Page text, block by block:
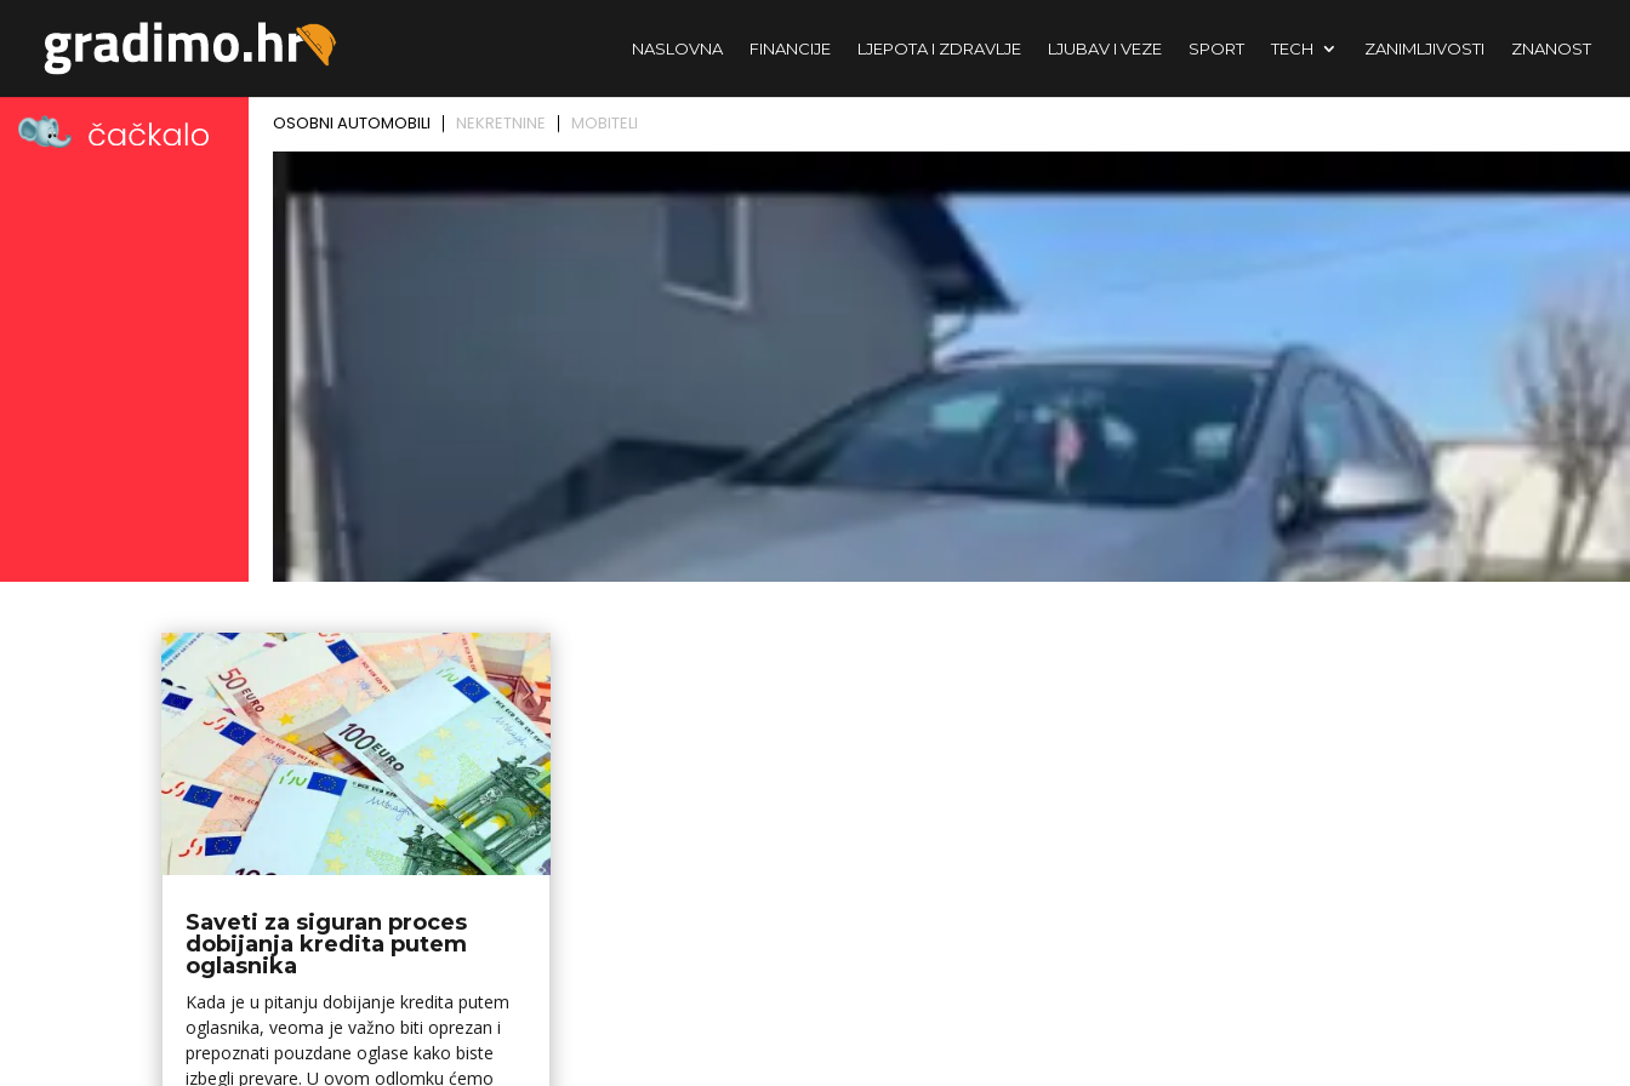
NASLOVNA FINANCIJE LJEPOTA I ZDRAVLJE LJUBAV I VEZE SPORT TECH ZANIMLJIVOSTI ZNANOST
Saveti za siguran proces
dobijanja kredita putem
oglasnika
Kada je u pitanju dobijanje kredita putem
oglasnika, veoma je važno biti oprezan i
prepoznati pouzdane oglase kako biste
izbegli prevare. U ovom odlomku ćemo